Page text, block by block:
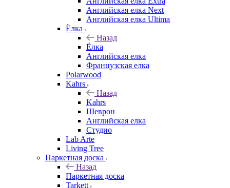
Английская елка Next
Английская елка Ultima
Ёлка
Назад
Ёлка
Английская елка
Французская елка
Polarwood
Kahrs
Назад
Kahrs
Шеврон
Английская елка
Студио
Lab Arte
Living Tree
Паркетная доска
Назад
Паркетная доска
Tarkett